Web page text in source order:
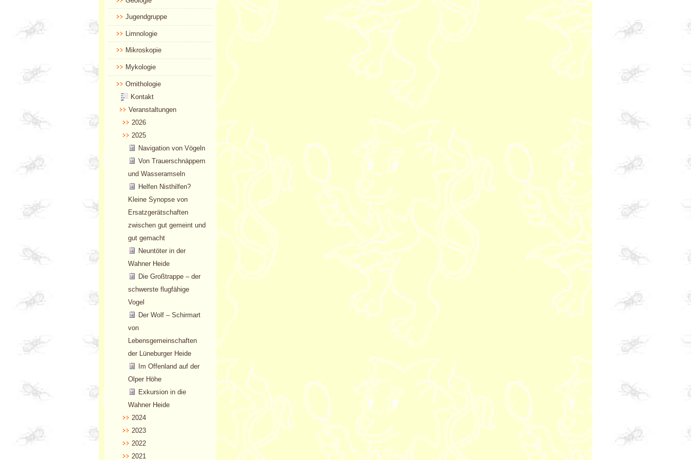
Jugendgruppe
Limnologie
Mikroskopie
Mykologie
Ornithologie
Kontakt
Veranstaltungen
2026
2025
Navigation von Vögeln
Von Trauerschnäppern
und Wasseramseln
Helfen Nisthilfen?
Kleine Synopse von
Ersatzgerätschaften
zwischen gut gemeint und
gut gemacht
Neuntöter in der
Wahner Heide
Die Großtrappe – der
schwerste flugfähige
Vogel
Der Wolf – Schirmart
von
Lebensgemeinschaften
der Lüneburger Heide
Im Offenland auf der
Olper Höhe
Exkursion in die
Wahner Heide
2024
2023
2022
2021